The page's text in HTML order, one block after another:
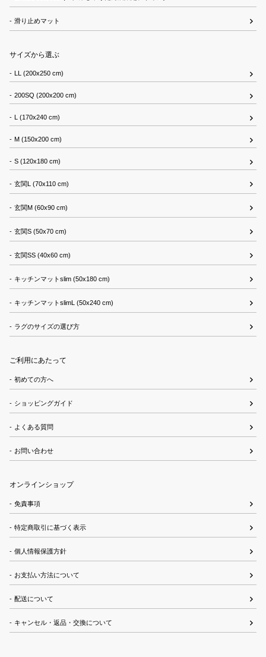
滑り止めマット
サイズから選ぶ
LL (200x250 cm)
200SQ (200x200 cm)
L (170x240 cm)
M (150x200 cm)
S (120x180 cm)
玄関L (70x110 cm)
玄関M (60x90 cm)
玄関S (50x70 cm)
玄関SS (40x60 cm)
キッチンマットslim (50x180 cm)
キッチンマットslimL (50x240 cm)
ラグのサイズの選び方
ご利用にあたって
初めての方へ
ショッピングガイド
よくある質問
お問い合わせ
オンラインショップ
免責事項
特定商取引に基づく表示
個人情報保護方針
お支払い方法について
配送について
キャンセル・返品・交換について